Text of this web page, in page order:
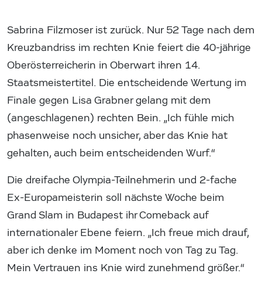
Sabrina Filzmoser ist zurück. Nur 52 Tage nach dem
Kreuzbandriss im rechten Knie feiert die 40-jährige
Oberösterreicherin in Oberwart ihren 14.
Staatsmeistertitel. Die entscheidende Wertung im
Finale gegen Lisa Grabner gelang mit dem
(angeschlagenen) rechten Bein. „Ich fühle mich
phasenweise noch unsicher, aber das Knie hat
gehalten, auch beim entscheidenden Wurf.“
Die dreifache Olympia-Teilnehmerin und 2-fache
Ex-Europameisterin soll nächste Woche beim
Grand Slam in Budapest ihr Comeback auf
internationaler Ebene feiern. „Ich freue mich drauf,
aber ich denke im Moment noch von Tag zu Tag.
Mein Vertrauen ins Knie wird zunehmend größer.“